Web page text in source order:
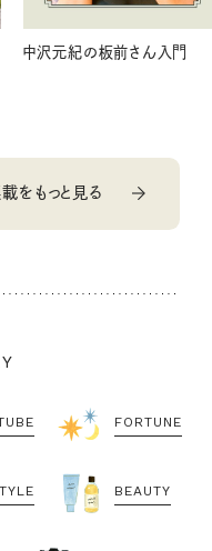
中沢元紀の板前さん入門
をもっと見る
FORTUNE
BEAUTY